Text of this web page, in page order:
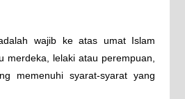
wajib ke atas umat Islam
merdeka, lelaki atau perempuan,
memenuhi syarat-syarat yang